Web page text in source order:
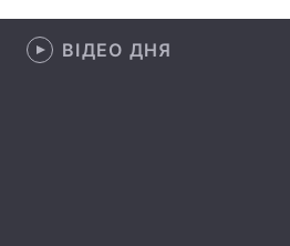
Інтерв'ю
ВІДЕО ДНЯ